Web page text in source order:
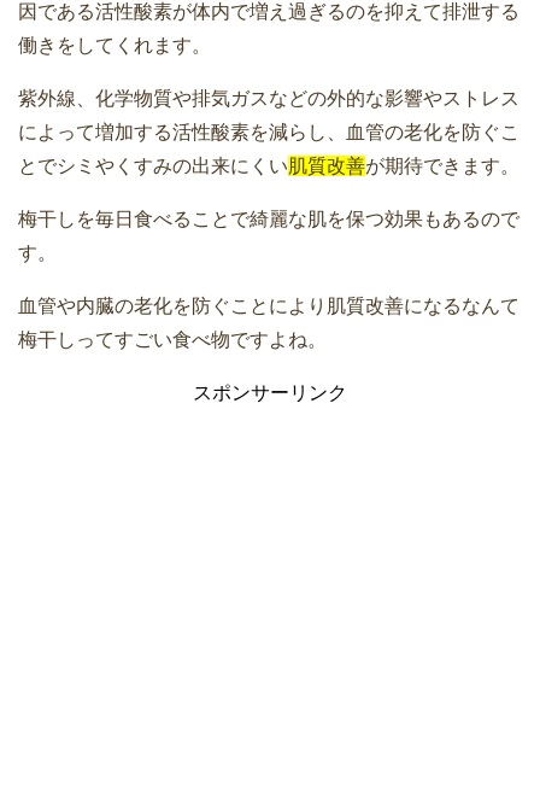
因である活性酸素が体内で増え過ぎるのを抑えて排泄する
働きをしてくれます。
紫外線、化学物質や排気ガスなどの外的な影響やストレス
によって増加する活性酸素を減らし、血管の老化を防ぐこ
とでシミやくすみの出来にくい 肌質改善が期待できます。
梅干しを毎日食べることで綺麗な肌を保つ効果もあるので
す。
血管や内臓の老化を防ぐことにより肌質改善になるなんて
梅干しってすごい食べ物ですよね。
スポンサーリンク